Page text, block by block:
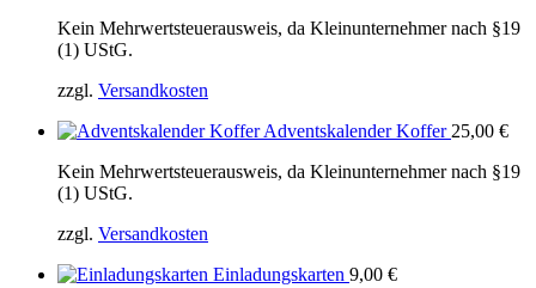
Kein Mehrwertsteuerausweis, da Kleinunternehmer nach §19
(1) UStG.
zzgl. Versandkosten
Adventskalender Koffer 25,00 €
Kein Mehrwertsteuerausweis, da Kleinunternehmer nach §19
(1) UStG.
zzgl. Versandkosten
Einladungskarten 9,00 €